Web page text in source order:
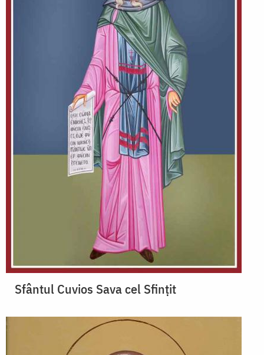
Sfântul Cuvios Sava cel Sfințit